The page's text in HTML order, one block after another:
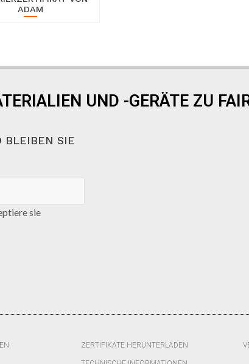
ADAM
UND -GERÄTE ZU
BLEIBEN SIE
sie
ZERTIFIKATE HERUNTERLADEN